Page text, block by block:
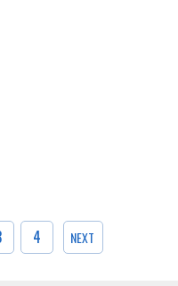
4 NEXT